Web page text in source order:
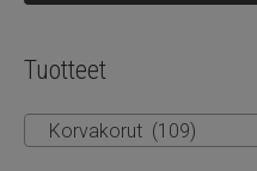
Tuotteet
Korvakorut (109)